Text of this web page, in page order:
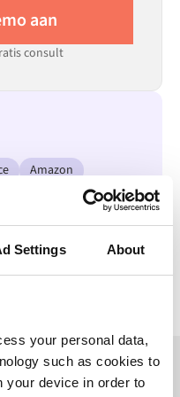
Settings About
your personal data,
such as cookies to
your device in order to
aan
consult
Amazon
Ibexa DXP